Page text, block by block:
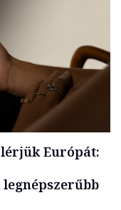
Európát: